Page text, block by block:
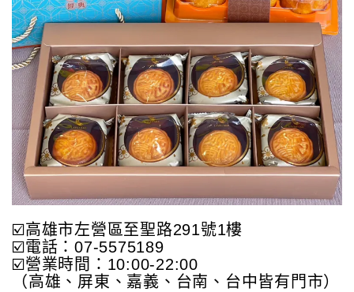
☑️高雄市左營區至聖路291號1樓
☑️電話：07-5575189
☑️營業時間：10:00-22:00
（高雄、屏東、嘉義、台南、台中皆有門市）